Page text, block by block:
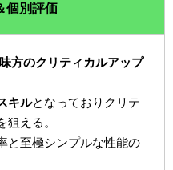
個別評価
方のクリティカルアップ
キルとなっておりクリテ
狙える。
と至極シンプルな性能の